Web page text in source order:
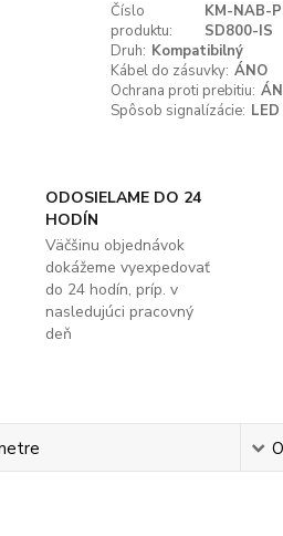
Číslo
produktu:
KM-NAB-
SD800-IS
Druh: Kompatibilný
Kábel do zásuvky: ÁNO
Ochrana proti prebitiu:
Spôsob signalízácie:
ODOSIELAME DO 24
HODÍN
Väčšinu objednávok
dokážeme vyexpedovať
do 24 hodín, príp. v
nasledujúci pracovný
deň